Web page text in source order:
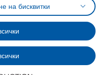
(Cookies)
на бисквитки
политика за личните данни
данни на ikea.bg
IKEA Family
на програма IKEA Family
на бисквитки